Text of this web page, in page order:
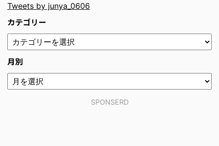
Tweets by junya_0606
カテゴリー
月別
SPONSERD